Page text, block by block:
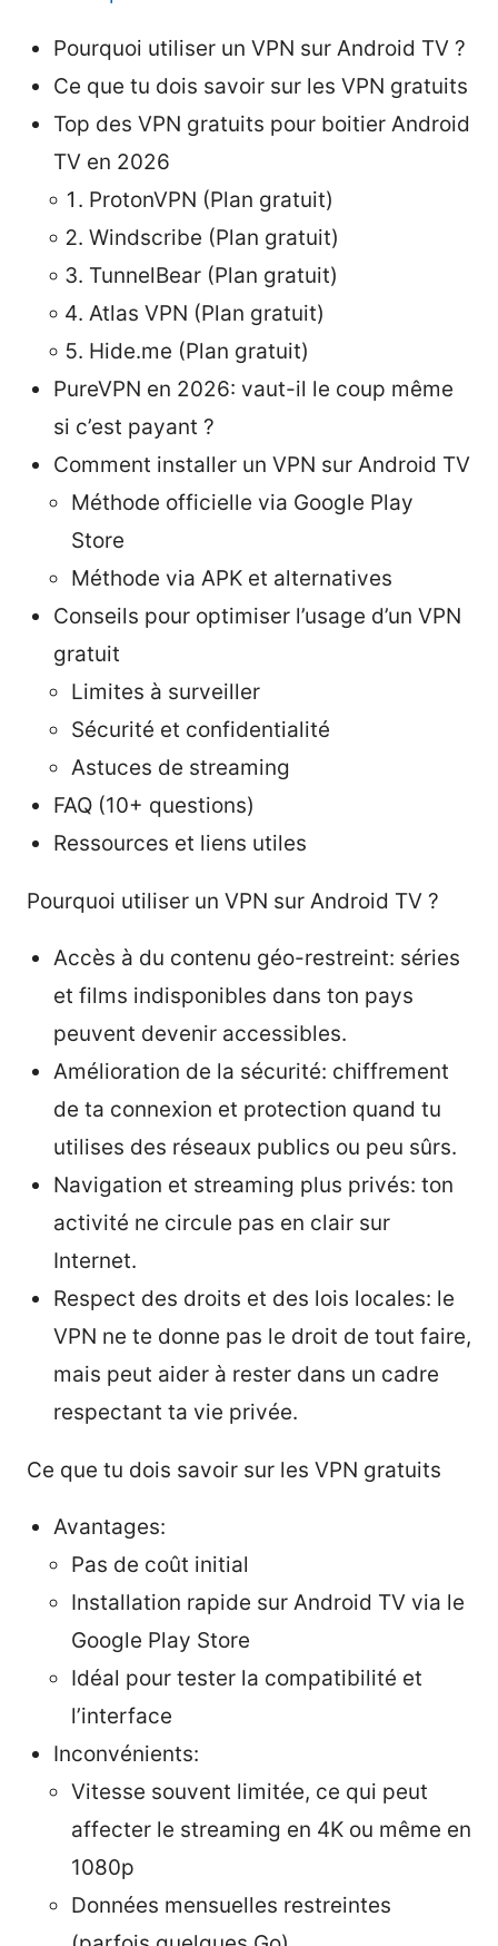
Pourquoi utiliser un VPN sur Android TV ?
Ce que tu dois savoir sur les VPN gratuits
Top des VPN gratuits pour boitier Android
TV en 2026
ProtonVPN (Plan gratuit)
Windscribe (Plan gratuit)
TunnelBear (Plan gratuit)
Atlas VPN (Plan gratuit)
Hide.me (Plan gratuit)
PureVPN en 2026: vaut-il le coup même
si c’est payant ?
Comment installer un VPN sur Android TV
Méthode officielle via Google Play
Store
Méthode via APK et alternatives
Conseils pour optimiser l’usage d’un VPN
gratuit
Limites à surveiller
Sécurité et confidentialité
Astuces de streaming
FAQ (10+ questions)
Ressources et liens utiles
Pourquoi utiliser un VPN sur Android TV ?
Accès à du contenu géo-restreint: séries
et films indisponibles dans ton pays
peuvent devenir accessibles.
Amélioration de la sécurité: chiffrement
de ta connexion et protection quand tu
utilises des réseaux publics ou peu sûrs.
Navigation et streaming plus privés: ton
activité ne circule pas en clair sur
Internet.
Respect des droits et des lois locales: le
VPN ne te donne pas le droit de tout faire,
mais peut aider à rester dans un cadre
respectant ta vie privée.
Ce que tu dois savoir sur les VPN gratuits
Avantages:
Pas de coût initial
Installation rapide sur Android TV via le
Google Play Store
Idéal pour tester la compatibilité et
l’interface
Inconvénients:
Vitesse souvent limitée, ce qui peut
affecter le streaming en 4K ou même en
1080p
Données mensuelles restreintes